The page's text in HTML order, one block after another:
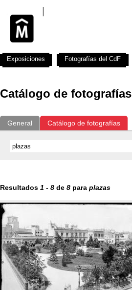
Catálogo de fotografías
General Catálogo de fotografías
Resultados 1 - 8 de 8 para plazas
Exposiciones Fotografías del CdF